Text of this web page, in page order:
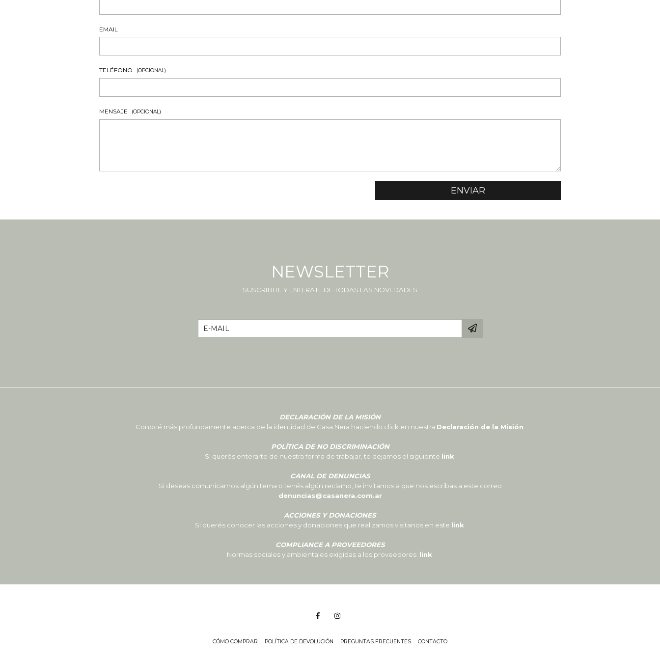
EMAIL
TELÉFONO (OPCIONAL)
MENSAJE (OPCIONAL)
NEWSLETTER
SUSCRIBITE Y ENTERATE DE TODAS LAS NOVEDADES
DECLARACIÓN DE LA MISIÓN
Conocé más profundamente acerca de la identidad de Casa Nera haciendo click en nuestra Declaración de la Misión
POLÍTICA DE NO DISCRIMINACIÓN
Si querés enterarte de nuestra forma de trabajar, te dejamos el siguiente link
CANAL DE DENUNCIAS
Si deseas comunicarnos algún tema o tenés algún reclamo, te invitamos a que nos escribas a este correo
denuncias@casanera.com.ar
ACCIONES Y DONACIONES
Si querés conocer las acciones y donaciones que realizamos visitanos en este link
COMPLIANCE A PROVEEDORES
Normas sociales y ambientales exigidas a los proveedores: link
CÓMO COMPRAR POLÍTICA DE DEVOLUCIÓN PREGUNTAS FRECUENTES CONTACTO